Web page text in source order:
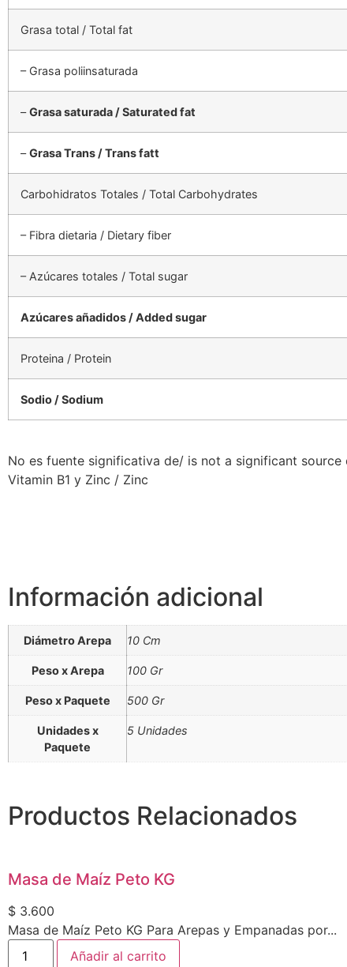
Grasa total / Total fat
– Grasa poliinsaturada
–Grasa saturada / Saturated fat
–Grasa Trans / Trans fatt
Carbohidratos Totales / Total Carbohydrates
– Fibra dietaria / Dietary fiber
– Azúcares totales / Total sugar
Azúcares añadidos / Added sugar
Proteina / Protein
Sodio / Sodium
No es fuente significativa de/ is not a significant
Vitamin B1 y Zinc / Zinc
Información adicional
Diámetro Arepa 10 Cm
Peso x Arepa 100 Gr
Peso x Paquete 500 Gr
Unidades x
Paquete
5 Unidades
Productos Relacionados
Masa de Maíz Peto KG
$ 3.600
Masa de Maíz Peto KG Para Arepas y Empanadas por...
Añadir al carrito